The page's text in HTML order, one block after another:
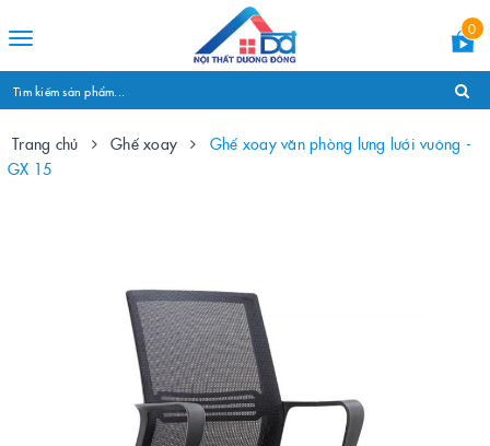
Toggle
0
Trang chủ Ghế xoay
Ghế xoay văn phòng lưng lưới vuông -
GX 15